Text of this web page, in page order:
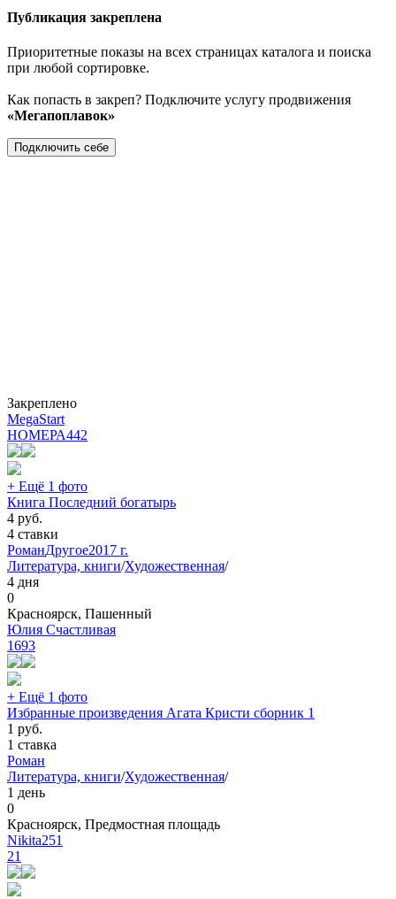
Публикация закреплена
Приоритетные показы на всех страницах каталога и поиска
при любой сортировке.
Как попасть в закреп? Подключите услугу продвижения
«Мегапоплавок»
Подключить себе
Закреплено
MegaStart
НОМЕРА442
+ Ещё 1 фото
Книга Последний богатырь
4 руб.
4 ставки
РоманДругое2017 г.
Литература, книги/Художественная/
4 дня
0
Красноярск, Пашенный
Юлия Счастливая
1693
+ Ещё 1 фото
Избранные произведения Агата Кристи сборник 1
1 руб.
1 ставка
Роман
Литература, книги/Художественная/
1 день
0
Красноярск, Предмостная площадь
Nikita251
21